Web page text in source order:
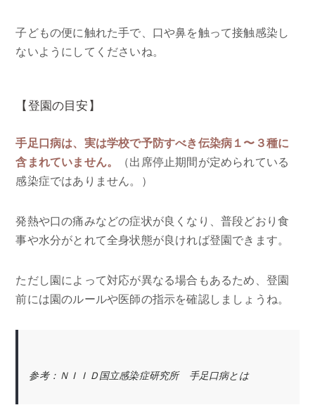
子どもの便に触れた手で、口や鼻を触って接触感染し
ないようにしてくださいね。
【登園の目安】
手足口病は、実は学校で予防すべき伝染病１〜３種に
含まれていません。
（出席停止期間が定められている
感染症ではありません。）
発熱や口の痛みなどの症状が良くなり、普段どおり食
事や水分がとれて全身状態が良ければ登園できます。
ただし園によって対応が異なる場合もあるため、登園
前には園のルールや医師の指示を確認しましょうね。
参考：ＮＩＩＤ国立感染症研究所 手足口病とは